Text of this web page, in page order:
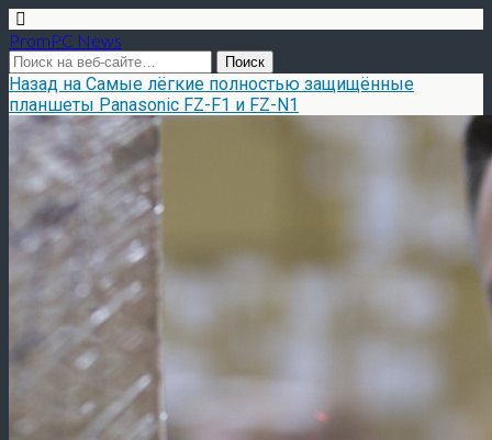
PromPC News
Назад на Самые лёгкие полностью защищённые
планшеты Panasonic FZ-F1 и FZ-N1